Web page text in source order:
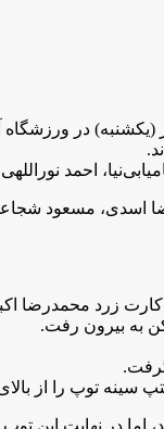
احمد
رضا اسدی، مسعود
زرد محمدرضا